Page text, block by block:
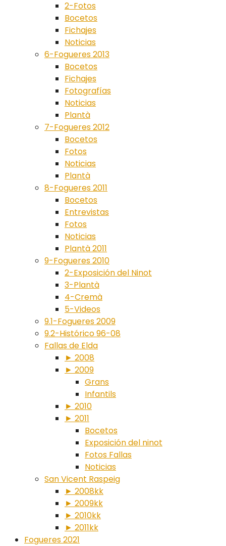
2-Fotos
Bocetos
Fichajes
Noticias
6-Fogueres 2013
Bocetos
Fichajes
Fotografías
Noticias
Plantà
7-Fogueres 2012
Bocetos
Fotos
Noticias
Plantà
8-Fogueres 2011
Bocetos
Entrevistas
Fotos
Noticias
Plantà 2011
9-Fogueres 2010
2-Exposición del Ninot
3-Plantà
4-Cremà
5-Videos
9.1-Fogueres 2009
9.2-Histórico 96-08
Fallas de Elda
► 2008
► 2009
Grans
Infantils
► 2010
► 2011
Bocetos
Exposición del ninot
Fotos Fallas
Noticias
San Vicent Raspeig
► 2008kk
► 2009kk
► 2010kk
► 2011kk
Fogueres 2021